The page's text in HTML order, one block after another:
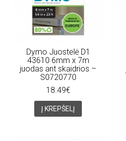
Dymo Juostelė D1
43610 6mm x 7m
juodas ant skaidrios –
S0720770
18.49€
Į KREPŠELĮ